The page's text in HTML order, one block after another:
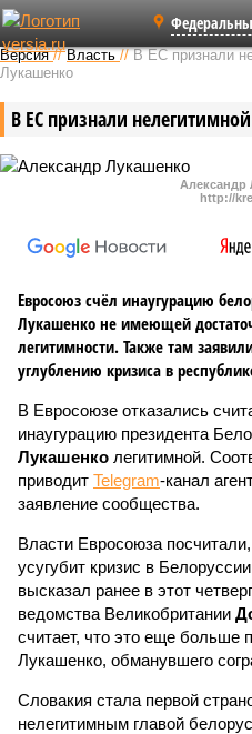
Версия //Власть //В ЕС признали
Лукашенко
В ЕС признали
Александр
http://
Евросоюз счёл инаугурацию
Лукашенко не имеющей
легитимности. Также там
углублению кризиса в
В Евросоюзе отказались
инаугурацию президента
Лукашенко легитимной.
приводит Telegram-канал
заявление сообщества.
Власти Евросоюза
усугубит кризис в
высказал ранее в этот
ведомства Великобритании
считает, что это еще больше
Лукашенко, обманувшего
Словакия стала первой
нелегитимным главой